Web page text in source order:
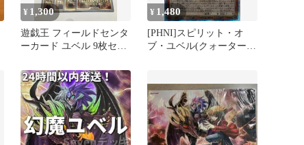
¥ 1,300
遊戯王 フィールドセンタ
ーカード ユベル 9枚セッ
¥ 1,480
[PHNI]スピリット・オ
ブ・ユベル(クォーターセ
ITW1AM87IT8N